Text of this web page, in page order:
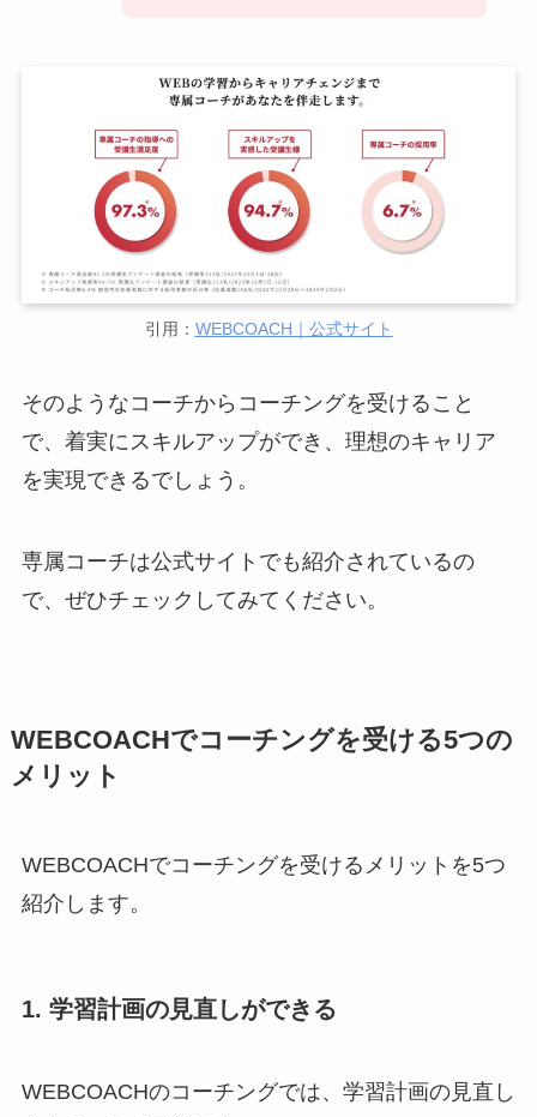
引用： WEBCOACH｜公式サイト
そのようなコーチからコーチングを受けること
で、着実にスキルアップができ、理想のキャリア
を実現できるでしょう。
専属コーチは公式サイトでも紹介されているの
で、ぜひチェックしてみてください。
WEBCOACHでコーチングを受ける5つの
メリット
WEBCOACHでコーチングを受けるメリットを5つ
紹介します。
1. 学習計画の見直しができる
WEBCOACHのコーチングでは、学習計画の見直し